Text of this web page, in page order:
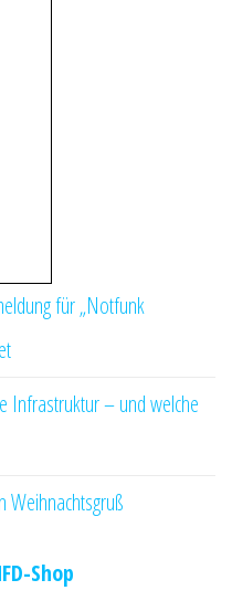
für „Notfunk
Infrastruktur – und welche
Weihnachtsgruß
Shop